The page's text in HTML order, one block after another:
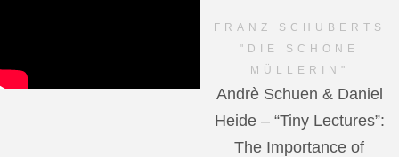
FRANZ SCHUBERTS
"DIE SCHÖNE
MÜLLERIN"
Andrè Schuen & Daniel
Heide – “Tiny Lectures”:
The Importance of